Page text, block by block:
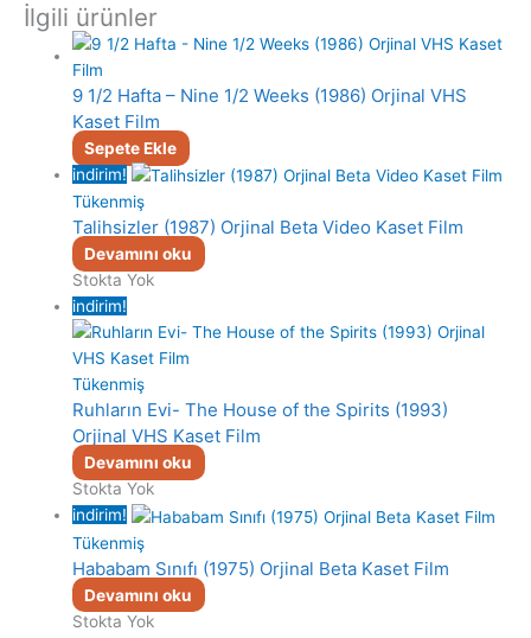
İlgili ürünler
9 1/2 Hafta – Nine 1/2 Weeks (1986) Orjinal VHS
Kaset Film
Sepete Ekle
indirim!
Tükenmiş
Talihsizler (1987) Orjinal Beta Video Kaset Film
Devamını oku
Stokta Yok
indirim!
Tükenmiş
Ruhların Evi- The House of the Spirits (1993)
Orjinal VHS Kaset Film
Devamını oku
Stokta Yok
indirim!
Tükenmiş
Hababam Sınıfı (1975) Orjinal Beta Kaset Film
Devamını oku
Stokta Yok